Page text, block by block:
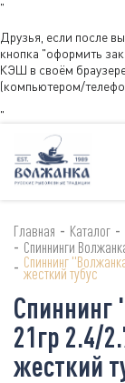
"
Друзья, если после
кнопка "оформить
КЭШ в своём
(компьютером/
"
Главная - Каталог -
- Спиннинги
- Спиннинг
жесткий тубус
Спиннинг
21гр 2.4/
жесткий